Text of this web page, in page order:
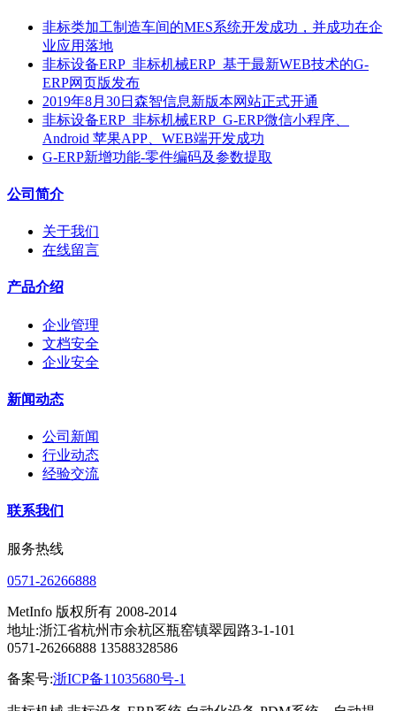
非标类加工制造车间的MES系统开发成功，并成功在企
业应用落地
非标设备ERP_非标机械ERP_基于最新WEB技术的G-
ERP网页版发布
2019年8月30日森智信息新版本网站正式开通
非标设备ERP_非标机械ERP_G-ERP微信小程序、
Android 苹果APP、WEB端开发成功
G-ERP新增功能-零件编码及参数提取
公司简介
关于我们
在线留言
产品介绍
企业管理
文档安全
企业安全
新闻动态
公司新闻
行业动态
经验交流
联系我们
服务热线
0571-26266888
MetInfo 版权所有 2008-2014
地址:浙江省杭州市余杭区瓶窑镇翠园路3-1-101
0571-26266888 13588328586
备案号:浙ICP备11035680号-1